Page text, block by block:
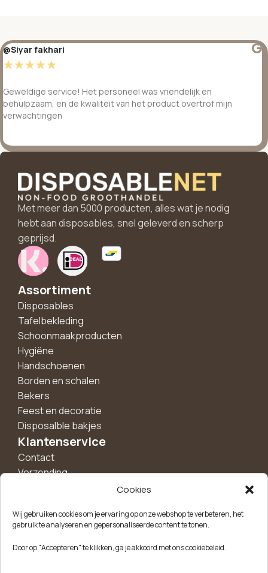
Cookies
Wij gebruiken cookies om je ervaring op onze webshop te verbeteren, het
gebruik te analyseren en gepersonaliseerde content te tonen.
Door op "Accepteren" te klikken, ga je akkoord met ons cookiebeleid.
@Siyar fakhari
☆☆☆☆☆
Geweldige service! Het personeel was vriendelijk en
behulpzaam, en de kwaliteit van het product overtrof mijn
verwachtingen
Met meer dan 5000 producten, alles wat je nodig
hebt aan disposables, snel geleverd en scherp
geprijsd.
Assortiment
Disposables
Tafelbekleding
Schoonmaakproducten
Hygiëne
Handschoenen
Borden en schalen
Bekers
Feest en decoratie
Disposalble bakjes
Klantenservice
Contact
Verzending
Informatie
Privacybeleid